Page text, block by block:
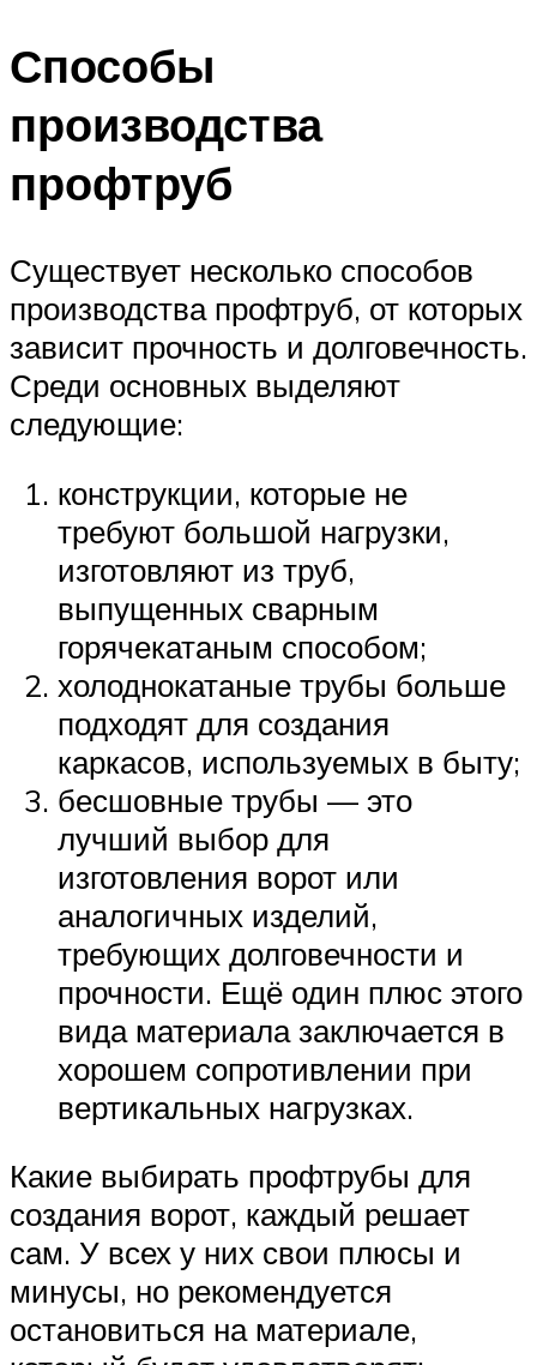
Способы
производства
профтруб
Существует несколько способов
производства профтруб, от которых
зависит прочность и долговечность.
Среди основных выделяют
следующие:
конструкции, которые не
требуют большой нагрузки,
изготовляют из труб,
выпущенных сварным
горячекатаным способом;
холоднокатаные трубы больше
подходят для создания
каркасов, используемых в быту;
бесшовные трубы — это
лучший выбор для
изготовления ворот или
аналогичных изделий,
требующих долговечности и
прочности. Ещё один плюс этого
вида материала заключается в
хорошем сопротивлении при
вертикальных нагрузках.
Какие выбирать профтрубы для
создания ворот, каждый решает
сам. У всех у них свои плюсы и
минусы, но рекомендуется
остановиться на материале,